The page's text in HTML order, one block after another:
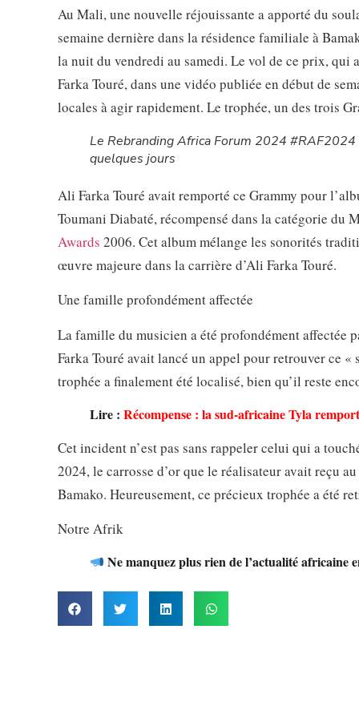
Au Mali, une nouvelle réjouissante a apporté du
semaine dernière dans la résidence familiale à
la nuit du vendredi au samedi. Le vol de ce prix, qui
Farka Touré, dans une vidéo publiée en début de
locales à agir rapidement. Le trophée, un des trois
Le Rebranding Africa Forum 2024 #RAF2024
quelques jours
Ali Farka Touré avait remporté ce Grammy pour
Toumani Diabaté, récompensé dans la catégorie
Awards 2006. Cet album mélange les sonorités
œuvre majeure dans la carrière d’Ali Farka Touré.
Une famille profondément affectée
La famille du musicien a été profondément affectée
Farka Touré avait lancé un appel pour retrouver ce
trophée a finalement été localisé, bien qu’il reste
Lire : Récompense : la sud-africaine Tyla
Cet incident n’est pas sans rappeler celui qui a
2024, le carrosse d’or que le réalisateur avait reçu
Bamako. Heureusement, ce précieux trophée a été
Notre Afrik
Ne manquez plus rien de l’actualité africaine